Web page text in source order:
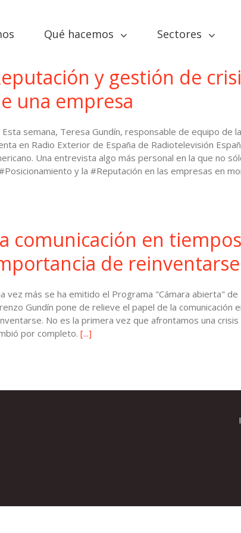
Qué hacemos Sectores
y gestión de
una empresa
semana, Teresa Gundín, responsable de equipo de
en Radio Exterior de España de Radiotelevisión
Una entrevista algo más personal en la que no
y la #Reputación en las empresas en
comunicación en
de
vez más se ha emitido el Programa "Cámara abierta"
Gundín pone de relieve el papel de la comunicación
No es la primera vez que afrontamos una
por completo. [...]